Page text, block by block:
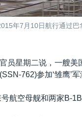
年7月10日航行通过
员星期二说，一艘美
762)参加‘雏鹰’军
航空母舰和两家B-